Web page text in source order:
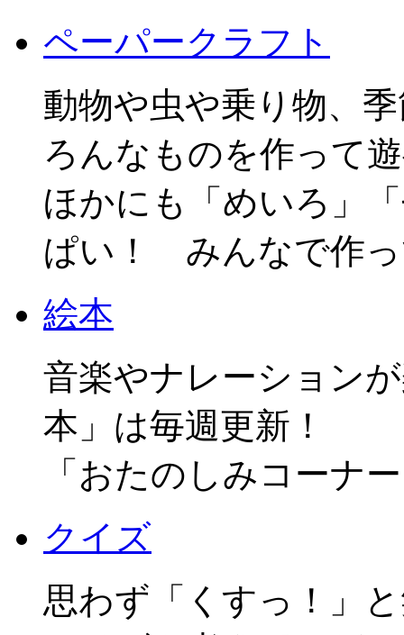
ペーパークラフト
動物や虫や乗り物、
ろんなものを作って
ほかにも「めいろ」
ぱい！ みんなで作
絵本
音楽やナレーション
本」は毎週更新！
「おたのしみコーナ
クイズ
思わず「くすっ！」